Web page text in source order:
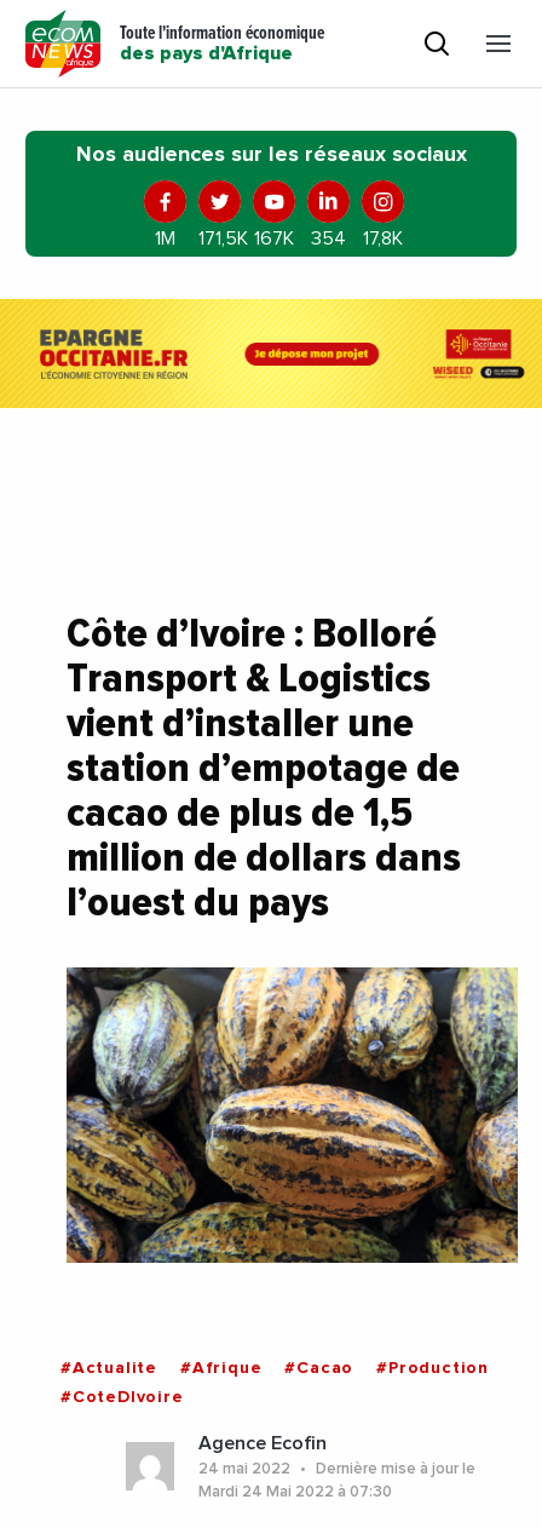
Toute l'information économique
des pays d'Afrique
Nos audiences sur les réseaux sociaux
1M 171,5K 167K 354 17,8K
Côte d’Ivoire : Bolloré
Transport & Logistics
vient d’installer une
station d’empotage de
cacao de plus de 1,5
million de dollars dans
l’ouest du pays
#Actualite #Afrique #Cacao
#Production
#CoteDIvoire
Agence Ecofin
24 mai 2022
Dernière mise à jour le
Mardi 24 Mai 2022 à 07:30